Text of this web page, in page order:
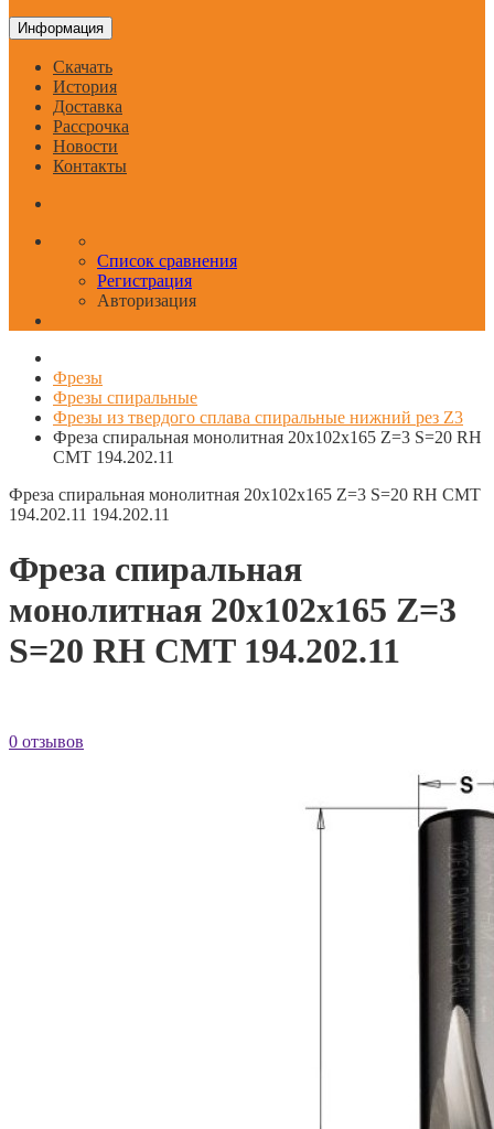
Информация
Скачать
История
Доставка
Рассрочка
Новости
Контакты
Список сравнения
Регистрация
Авторизация
Фрезы
Фрезы спиральные
Фрезы из твердого сплава спиральные нижний рез Z3
Фреза спиральная монолитная 20x102x165 Z=3 S=20 RH
CMT 194.202.11
Фреза спиральная монолитная 20x102x165 Z=3 S=20 RH CMT
194.202.11 194.202.11
Фреза спиральная
монолитная 20x102x165 Z=3
S=20 RH CMT 194.202.11
0 отзывов